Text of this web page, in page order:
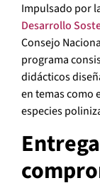
Impulsado por
Desarrollo
Consejo
programa
didácticos
en temas como
especies